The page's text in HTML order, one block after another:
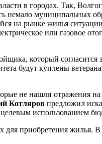
в городах. Так,
немало муниципальных
на рынке жилья
или газовое
который согласится
будут куплены
не нашли отражения
Котляров предложил
использованием
для приобретения жилья.